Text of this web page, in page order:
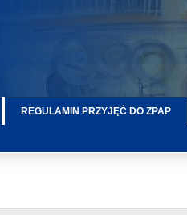
REGULAMIN PRZYJĘĆ DO ZPAP